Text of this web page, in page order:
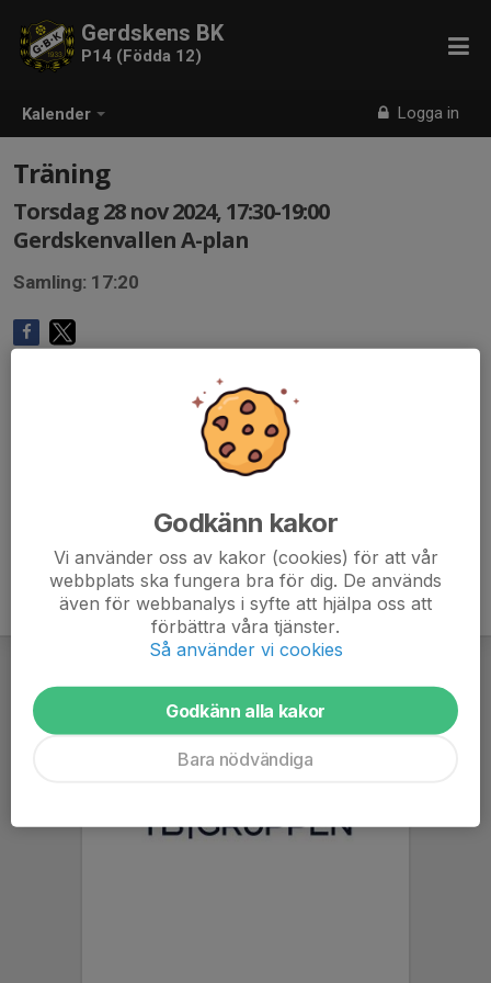
Kalender Logga in
Gerdskens BK
P14 (Födda 12)
Träning
Torsdag 28 nov 2024, 17:30-19:00
Gerdskenvallen A-plan
Samling: 17:20
Godkänn kakor
Vi använder oss av kakor (cookies) för att vår
webbplats ska fungera bra för dig. De används
även för webbanalys i syfte att hjälpa oss att
förbättra våra tjänster.
Så använder vi cookies
Godkänn alla kakor
Bara nödvändiga